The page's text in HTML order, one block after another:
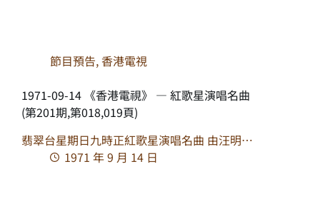
節目預告,香港電視
1971-09-14 《香港電視》 — 紅歌星演唱名曲
(第201期,第018,019頁)
翡翠台星期日九時正紅歌星演唱名曲 由汪明…
1971 年 9 月 14 日